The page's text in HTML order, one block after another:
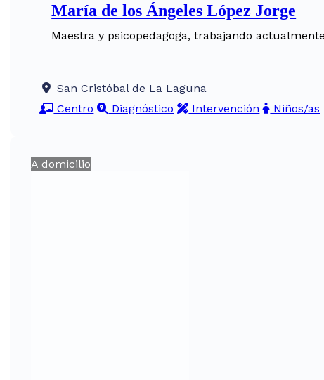
María de los Ángeles López Jorge
Maestra y psicopedagoga, trabajando
San Cristóbal de La Laguna
Centro
Diagnóstico Intervención Niños/as
A domicilio